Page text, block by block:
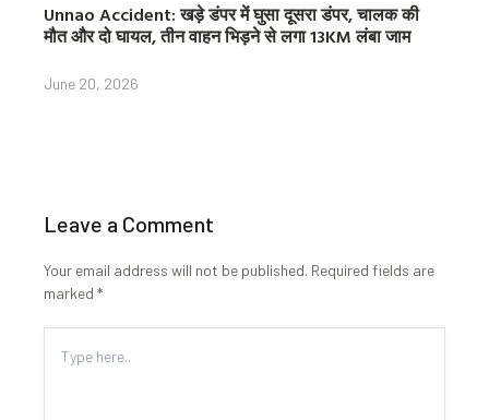
Unnao Accident: खड़े डंपर में घुसा दूसरा डंपर, चालक की
मौत और दो घायल, तीन वाहन भिड़ने से लगा 13KM लंबा जाम
June 20, 2026
Leave a Comment
Your email address will not be published. Required fields are
marked *
Type